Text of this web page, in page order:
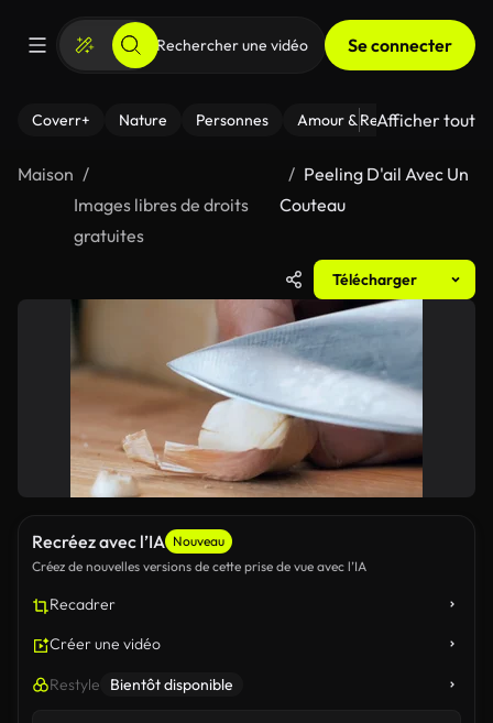
Se connecter
Coverr+ Nature Personnes Amour & Relations Le
Afficher tout
Maison
Images libres de droits
gratuites
Peeling D'ail Avec Un
Couteau
Télécharger
Recréez avec l’IA Nouveau
Créez de nouvelles versions de cette prise de vue avec l’IA
Recadrer
Créer une vidéo
Restyle Bientôt disponible